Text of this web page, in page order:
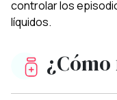
controlar los
líquidos.